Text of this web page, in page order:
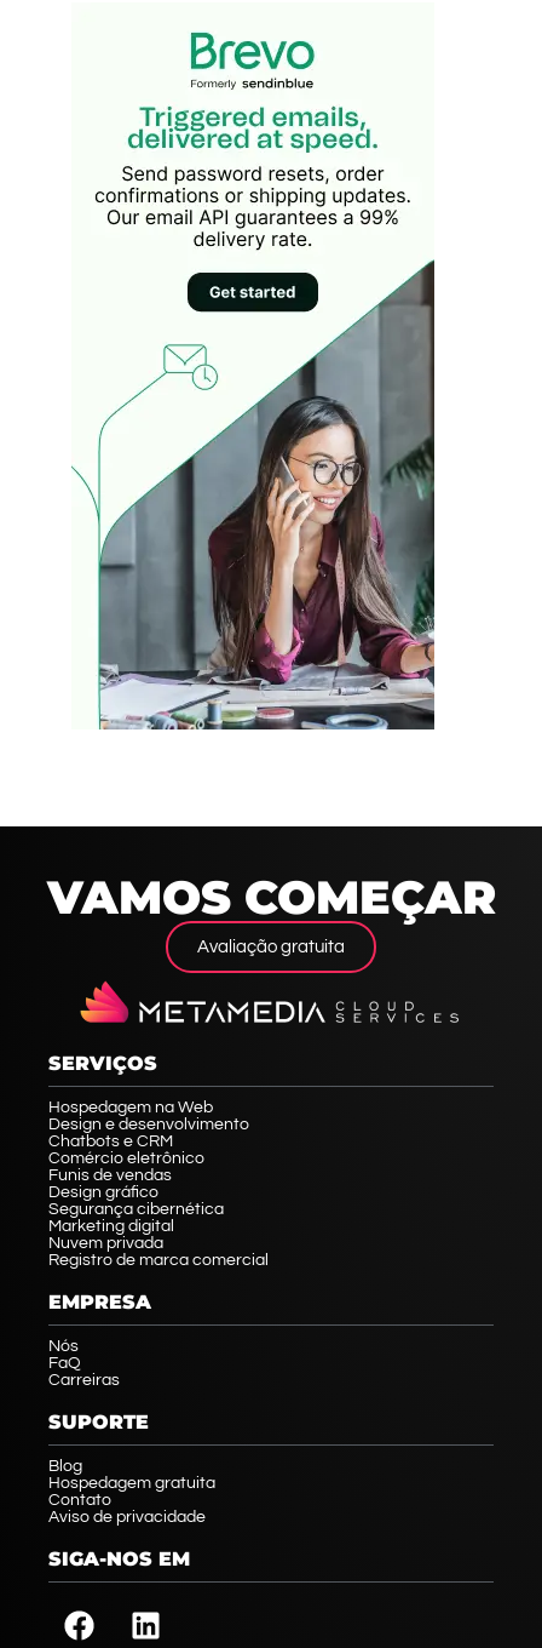
VAMOS COMEÇAR
Avaliação gratuita
SERVIÇOS
Hospedagem na Web
Design e desenvolvimento
Chatbots e CRM
Comércio eletrônico
Funis de vendas
Design gráfico
Segurança cibernética
Marketing digital
Nuvem privada
Registro de marca comercial
EMPRESA
Nós
FaQ
Carreiras
SUPORTE
Blog
Hospedagem gratuita
Contato
Aviso de privacidade
SIGA-NOS EM